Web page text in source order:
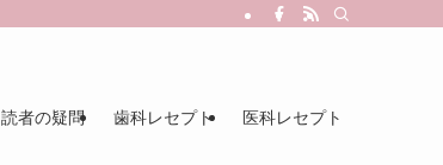
読者の疑問 歯科レセプト 医科レセプト